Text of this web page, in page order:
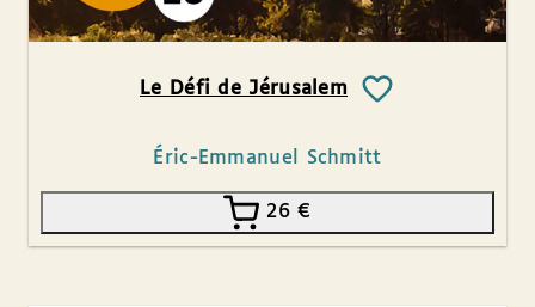
Le Défi de Jérusalem
Éric-Emmanuel Schmitt
26€